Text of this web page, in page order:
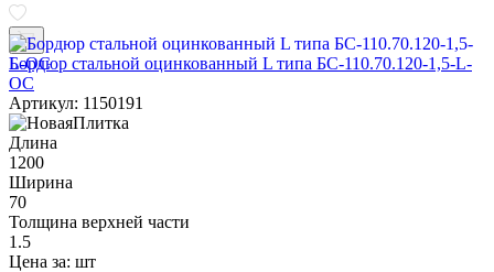
Бордюр стальной оцинкованный L типа БС-110.70.120-1,5-L-
ОС
Артикул: 1150191
Длина
1200
Ширина
70
Толщина верхней части
1.5
Цена за: шт